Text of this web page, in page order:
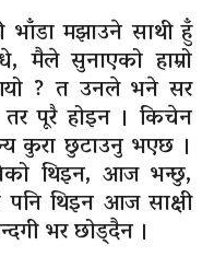
मझाउने साथी हुँ
मैले सुनाएको हाम्रो
? त उनले भने सर
पूरै होइन । किचेन
कुरा छुटाउनु भएछ ।
थिइन, आज भन्छु,
थिइन आज साक्षी
भर छोड्दैन ।